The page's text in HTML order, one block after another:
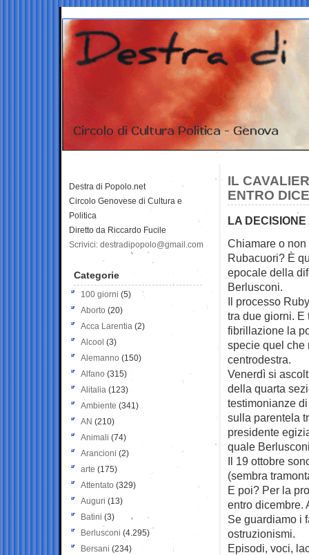
IL
ENTRO
LA
Chiamare o
Rubacuori? È
epocale della
Berlusconi.
Il processo
tra due giorni. E
fibrillazione la
specie quel che
centrodestra.
Venerdì si
della quarta
testimonianze
sulla parentela
presidente
quale
Il 19 ottobre
(sembra
E poi? Per la
entro dicembre.
Se guardiamo i
ostruzionismi.
Episodi, voci,
Destra di Popolo.net
Circolo Genovese di Cultura e
Politica
Diretto da Riccardo Fucile
Scrivici: destradipopolo@gmail.com
Categorie
100 giorni (5)
Aborto (20)
Acca Larentia (2)
Alcool (3)
Alemanno (150)
Alfano (315)
Alitalia (123)
Ambiente (341)
AN (210)
Animali (74)
Arancioni (2)
arte (175)
Attentato (329)
Auguri (13)
Batini (3)
Berlusconi (4.295)
Bersani (234)